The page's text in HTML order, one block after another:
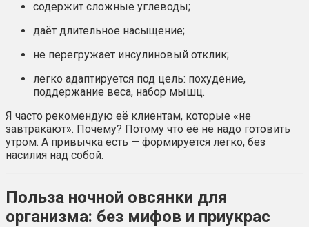
содержит сложные углеводы;
даёт длительное насыщение;
не перегружает инсулиновый отклик;
легко адаптируется под цель: похудение,
поддержание веса, набор мышц.
Я часто рекомендую её клиентам, которые «не
завтракают». Почему? Потому что её не надо готовить
утром. А привычка есть — формируется легко, без
насилия над собой.
Польза ночной овсянки для
организма: без мифов и приукрас